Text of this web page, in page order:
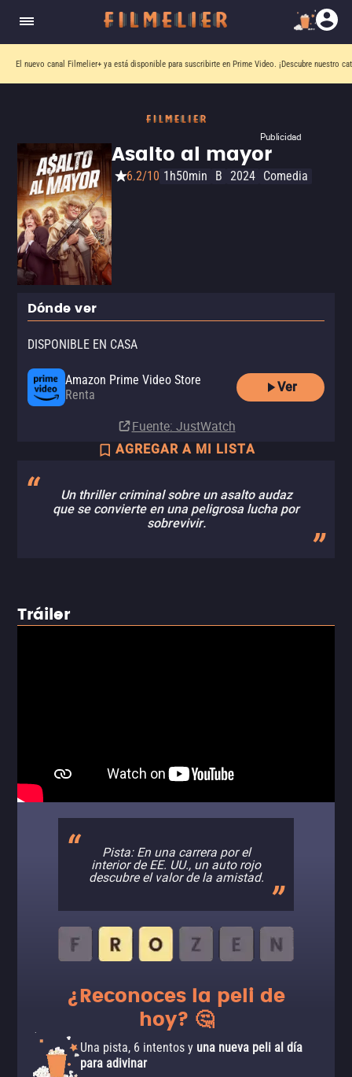
El nuevo canal Filmelier+ ya está disponible para suscribirte en Prime Video. ¡Descubre nuestro
Publicidad
Asalto al mayor
6.2/10 1h50min B 2024 Comedia
Dónde ver
DISPONIBLE EN CASA
Amazon Prime Video Store
Renta
Ver
Fuente: JustWatch
AGREGAR A MI LISTA
Un thriller criminal sobre un asalto audaz
que se convierte en una peligrosa lucha por
sobrevivir.
Tráiler
Pista: En una carrera por el
interior de EE. UU., un auto rojo
descubre el valor de la amistad.
¿Reconoces la peli de
hoy? 🤔
Una pista, 6 intentos y una nueva peli al día
para adivinar